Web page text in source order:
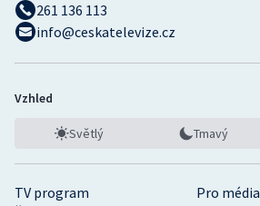
Ostatní
TV program
Pro média
261 136 113
info@ceskatelevize.cz
Vzhled
Světlý Tmavý